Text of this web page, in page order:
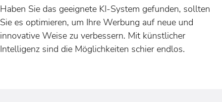
Haben Sie das geeignete KI-System gefunden, sollten
Sie es optimieren, um Ihre Werbung auf neue und
innovative Weise zu verbessern. Mit künstlicher
Intelligenz sind die Möglichkeiten schier endlos.